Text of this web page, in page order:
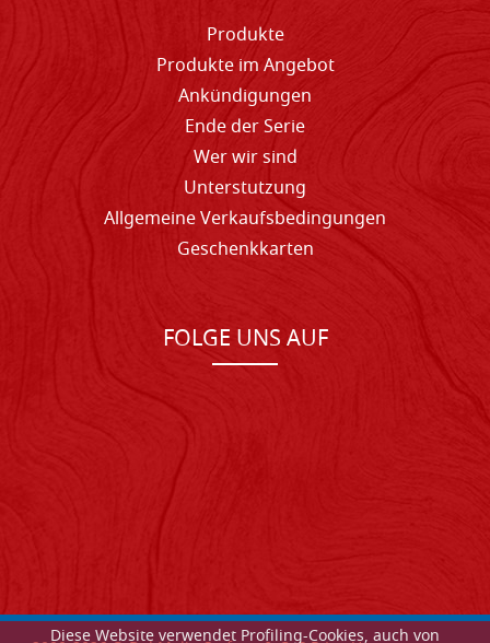
Diese Website verwendet Profiling-Cookies, auch von
Produkte
Produkte im Angebot
Ankündigungen
Ende der Serie
Wer wir sind
Unterstutzung
Allgemeine Verkaufsbedingungen
Geschenkkarten
FOLGE UNS AUF